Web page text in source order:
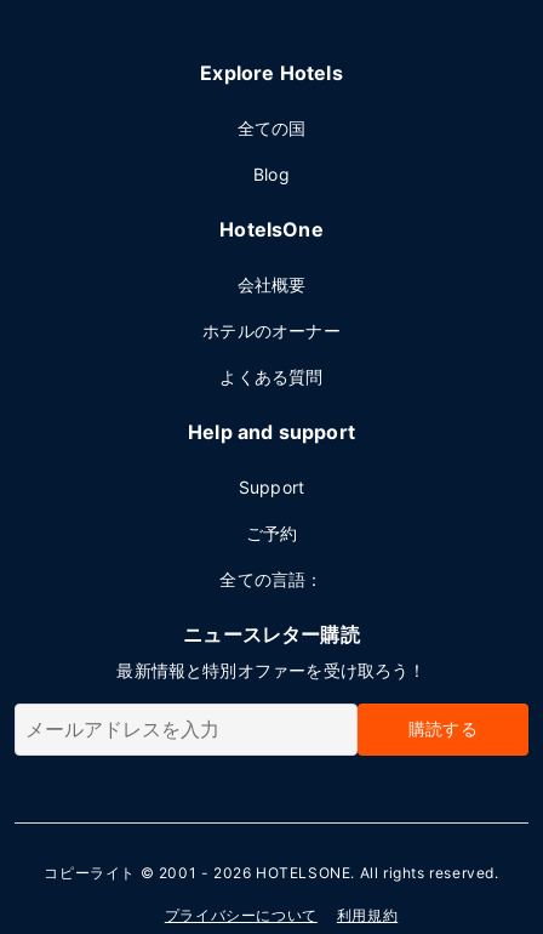
Explore Hotels
全ての国
Blog
HotelsOne
会社概要
ホテルのオーナー
よくある質問
Help and support
Support
ご予約
全ての言語：
ニュースレター購読
最新情報と特別オファーを受け取ろう！
購読する
コピーライト © 2001 - 2026 HOTELSONE. All rights reserved.
プライバシーについて 利用規約